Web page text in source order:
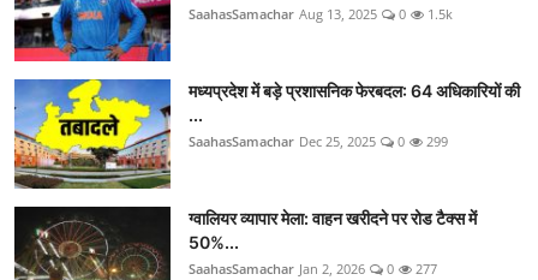
SaahasSamachar Aug 13, 2025 0 1.5k
मध्यप्रदेश में बड़े प्रशासनिक फेरबदल: 64 अधिकारियों की
...
SaahasSamachar Dec 25, 2025 0 299
ग्वालियर व्यापार मेला: वाहन खरीदने पर रोड टैक्स में
50%...
SaahasSamachar Jan 2, 2026 0 277